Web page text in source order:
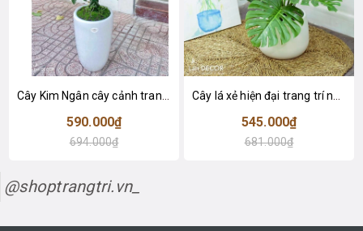
590.000₫
694.000₫
545.000₫
681.000₫
@shoptrangtri.vn_